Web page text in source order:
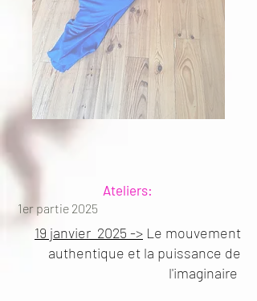
Ateliers:
19 janvier 2025 -> Le mouvement
authentique et la puissance de
l'imaginaire
1er partie 2025